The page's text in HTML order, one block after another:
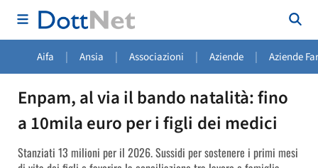
Aifa | Ansia | Associazioni | Aziende | Aziende
Enpam, al via il bando natalità: fino
a 10mila euro per i figli dei medici
Stanziati 13 milioni per il 2026. Sussidi per sostenere i primi mesi